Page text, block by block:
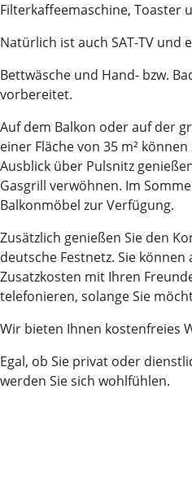
Filterkaffeemaschine, Toaster
Natürlich ist auch SAT-TV und
Bettwäsche und Hand- bzw.
vorbereitet.
Auf dem Balkon oder auf der
einer Fläche von 35 m²
Ausblick über Pulsnitz
Gasgrill verwöhnen. Im
Balkonmöbel zur Verfügung.
Zusätzlich genießen Sie den
deutsche Festnetz. Sie
Zusatzkosten mit Ihren
telefonieren, solange Sie
Wir bieten Ihnen kostenfreies
Egal, ob Sie privat oder
werden Sie sich wohlfühlen.